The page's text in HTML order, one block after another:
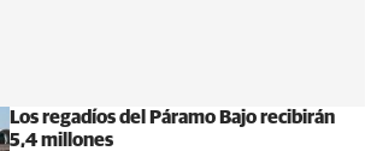
Los regadíos del Páramo Bajo recibirán
5,4 millones